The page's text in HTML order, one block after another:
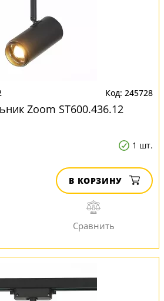
245728
Zoom ST600.436.12
1 шт.
В КОРЗИНУ